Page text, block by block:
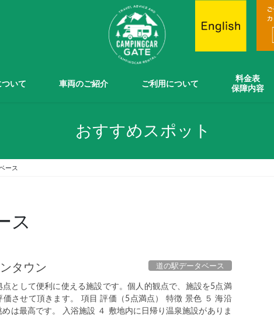
ついて 車両のご紹介 ご利用について
料金表
保障内容
おすすめスポット
ース
ス
道の駅データベース
タウン
点として便利に使える施設です。個人的観点で、施設を5点満
価させて頂きます。 項目 評価（5点満点） 特徴 景色 ５ 海沿
めは最高です。 入浴施設 ４ 敷地内に日帰り温泉施設がありま